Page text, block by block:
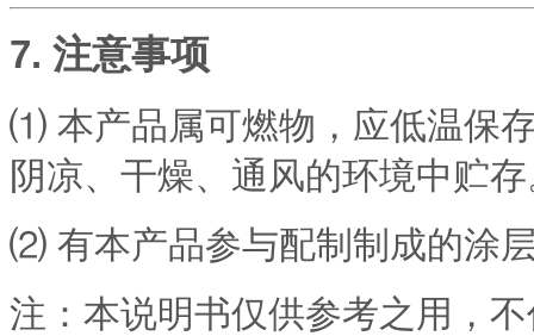
7. 注意事项
⑴ 本产品属可燃物，应低温保
阴凉、干燥、通风的环境中贮
⑵ 有本产品参与配制制成的涂
注：本说明书仅供参考之用，